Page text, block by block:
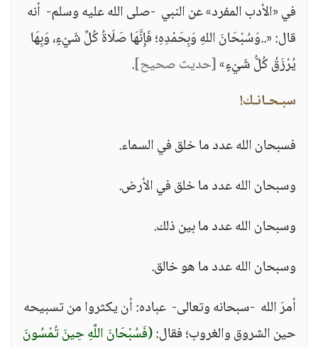
في «الأدب المفرد» عن النبي -صلى الله عليه وسلم- أنه
قال: «..وَسُبْحَانَ اللهِ وَبِحَمْدِهِ؛ فَإِنَّهَا صَلَاةُ كُلِّ شَيْءٍ، وَبِهَا
يُرْزَقُ كُلُّ شَيْءٍ»[حديث صحيح].
سبـحـانـك!
فسبحان الله عدد ما خلق في السماء.
وسبحان الله عدد ما خلق في الأرض.
وسبحان الله عدد ما بين ذلك.
وسبحان الله عدد ما هو خالق.
أمرَ الله -سبحانه وتعالى- عباده: أن يكثروا من تسبيحه
حين الشروق والغروب؛ فقال:(فَسُبْحَانَ اللَّهِ حِينَ تُمْسُونَ